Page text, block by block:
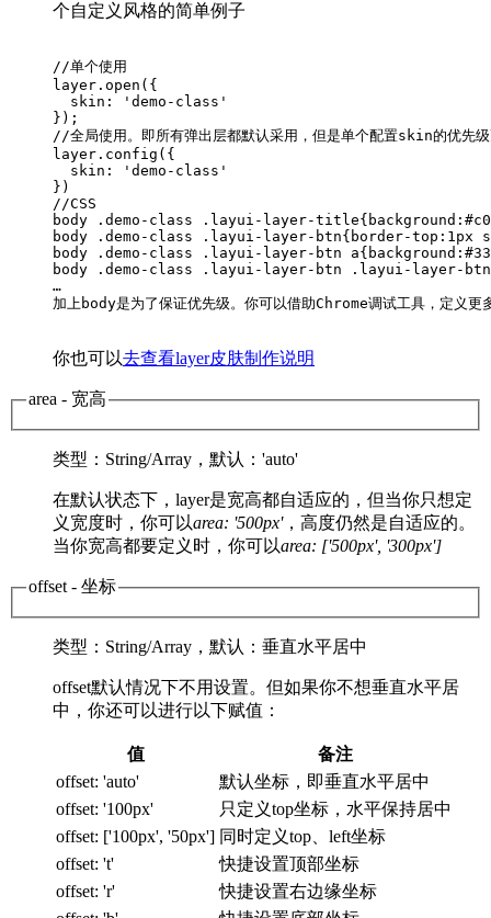
个自定义风格的简单例子
//单个使用
layer.open({
  skin: 'demo-class'
});
//全局使用。即所有弹出层都默认采用，但是单个配置skin的优先
layer.config({
  skin: 'demo-class'
})
//CSS
body .demo-class .layui-layer-
body .demo-class .layui-layer-btn{border-top:1px
body .demo-class .layui-layer-btn
body .demo-class .layui-layer-btn .layui-layer-
…
加上body是为了保证优先级。你可以借助Chrome调试工具，定
你也可以去查看layer皮肤制作说明
area - 宽高
类型 ：String/Array， 默认 ：'auto'
在默认状态下，layer是宽高都自适应的，但当你只想定
义宽度时，你可以area: '500px'，高度仍然是自适应的。
当你宽高都要定义时，你可以area: ['500px', '300px']
offset - 坐标
类型 ：String/Array， 默认 ：垂直水平居中
offset默认情况下不用设置。但如果你不想垂直水平居
中，你还可以进行以下赋值：
值
备注
offset: 'auto'
默认坐标，即垂直水平居中
offset: '100px'
只定义top坐标，水平保持居中
offset: ['100px', '50px'] 同时定义top、left坐标
offset: 't'
快捷设置顶部坐标
offset: 'r'
快捷设置右边缘坐标